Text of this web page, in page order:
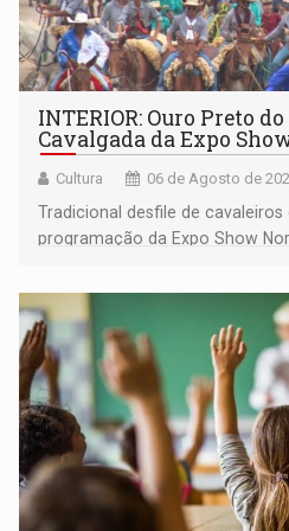
INTERIOR: Ouro Preto
Cavalgada da Expo
Cultura 06 de Agosto de
Tradicional desfile de
programação da Expo Show